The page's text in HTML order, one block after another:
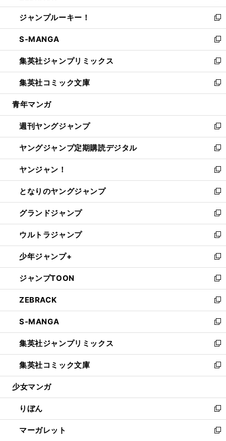
開
く
ウ
で
開
く
ン
ド
ウ
で
開
く
ウ
ィ
ン
ド
ウ
で
開
く
し
い
ウ
ィ
ン
ド
ウ
で
開
ジャンプルーキー！
新
し
い
ウ
ィ
ン
ド
ウ
開
く
S-MANGA
新
し
い
ウ
ィ
ン
ウ
で
開
く
集英社ジャンプリミックス
新
し
い
ウ
ン
ド
ウ
で
開
く
集英社コミック文庫
新
し
ウ
ィ
ン
ド
ウ
で
開
く
青年マンガ
週刊ヤングジャンプ
新
し
い
ウ
ィ
ン
ド
ウ
で
開
く
ヤングジャンプ定期購読デジタル
新
し
い
ウ
ィ
ン
ド
ウ
で
開
く
ヤンジャン！
新
し
い
ウ
ィ
ン
ド
ウ
で
開
く
となりのヤングジャンプ
新
し
い
ウ
ィ
ン
ド
ウ
で
開
く
グランドジャンプ
新
し
い
ウ
ィ
ン
ド
ウ
で
開
く
ウルトラジャンプ
新
し
い
ウ
ィ
ン
ド
ウ
で
開
く
少年ジャンプ+
新
し
い
ウ
ィ
ン
ド
ウ
で
開
く
ジャンプTOON
新
し
い
ウ
ィ
ン
ド
ウ
で
開
ZEBRACK
新
し
い
ウ
ィ
ン
ド
ウ
開
く
S-MANGA
新
し
い
ウ
ィ
ン
ウ
で
開
く
集英社ジャンプリミックス
新
し
い
ウ
ン
ド
ウ
で
集英社コミック文庫
新
し
ウ
ィ
ン
ド
少女マンガ
りぼん
新
し
い
マーガレット
新